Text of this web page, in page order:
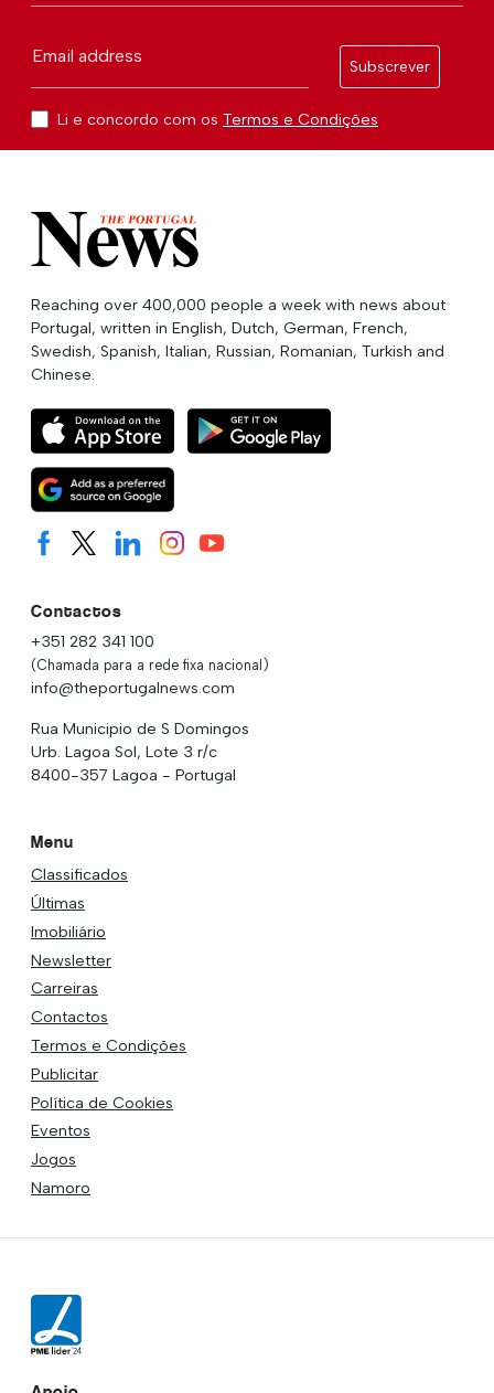
Email address
Subscrever
Li e concordo com os Termos e Condições
Reaching over 400,000 people a week with news about
Portugal, written in English, Dutch, German, French,
Swedish, Spanish, Italian, Russian, Romanian, Turkish and
Chinese.
Contactos
+351 282 341 100
(Chamada para a rede fixa nacional)
info@theportugalnews.com
Rua Municipio de S Domingos
Urb. Lagoa Sol, Lote 3 r/c
8400-357 Lagoa - Portugal
Menu
Classificados
Últimas
Imobiliário
Newsletter
Carreiras
Contactos
Termos e Condições
Publicitar
Política de Cookies
Eventos
Jogos
Namoro